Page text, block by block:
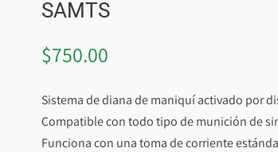
SAMTS
$750.00
Sistema de diana de maniquí activado por
Compatible con todo tipo de munición de
Funciona con una toma de corriente